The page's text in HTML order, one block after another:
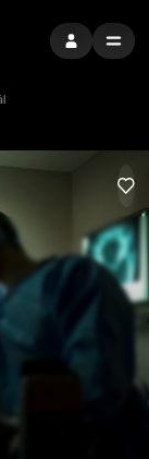
PŘIHLÁSIT SE
MENU
LIKE